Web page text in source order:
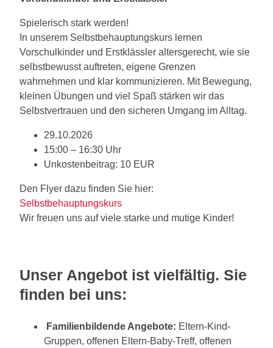
Spielerisch stark werden!
In unserem Selbstbehauptungskurs lernen
Vorschulkinder und Erstklässler altersgerecht, wie sie
selbstbewusst auftreten, eigene Grenzen
wahrnehmen und klar kommunizieren. Mit Bewegung,
kleinen Übungen und viel Spaß stärken wir das
Selbstvertrauen und den sicheren Umgang im Alltag.
29.10.2026
15:00 – 16:30 Uhr
Unkostenbeitrag: 10 EUR
Den Flyer dazu finden Sie hier:
Selbstbehauptungskurs
Wir freuen uns auf viele starke und mutige Kinder!
Unser Angebot ist vielfältig. Sie
finden bei uns:
Familienbildende Angebote: Eltern-Kind-
Gruppen, offenen Eltern-Baby-Treff, offenen